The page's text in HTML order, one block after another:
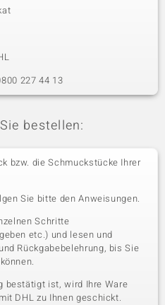
227 44 13
bestellen:
bzw. die Schmuckstücke Ihrer
Sie bitte den Anweisungen.
Schritte
etc.) und lesen und
Rückgabebelehrung, bis Sie
bestätigt ist, wird Ihre Ware
DHL zu Ihnen geschickt.